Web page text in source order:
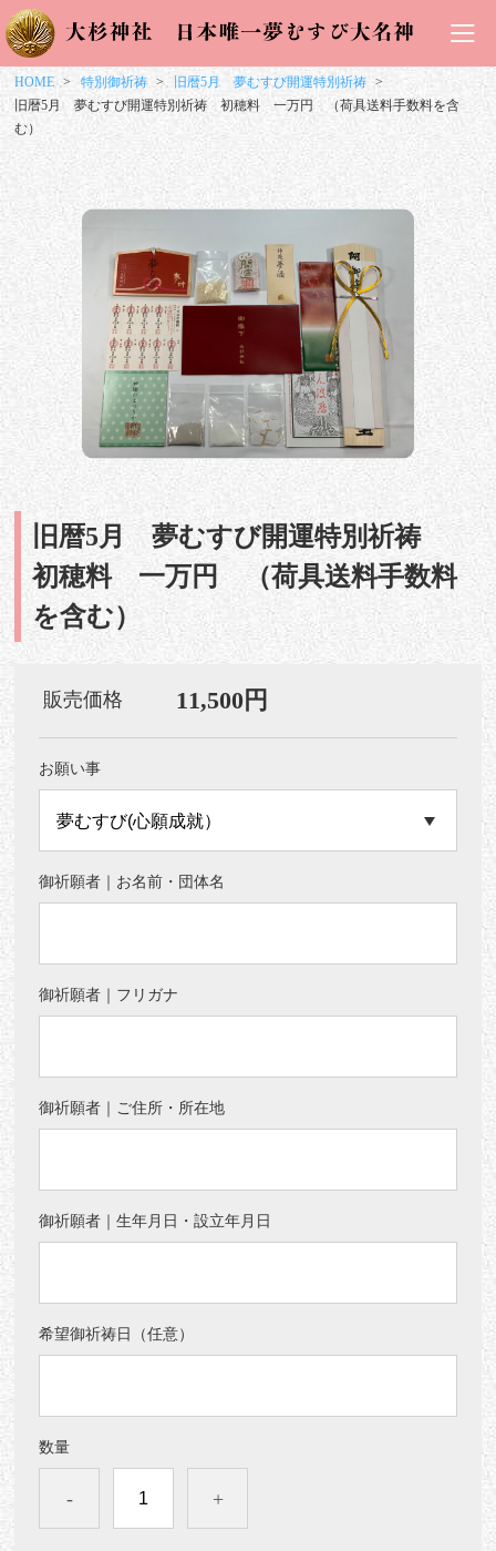
HOME 特別御祈祷
旧暦5月 夢むすび開運特別祈祷
旧暦5月 夢むすび開運特別祈祷 初穂料 一万円 （荷具送料手数料を含
む）
旧暦5月 夢むすび開運特別祈祷
初穂料 一万円 （荷具送料手数料
を含む）
販売価格 11,500円
お願い事
御祈願者｜お名前・団体名
御祈願者｜フリガナ
御祈願者｜ご住所・所在地
御祈願者｜生年月日・設立年月日
希望御祈祷日（任意）
数量
- +